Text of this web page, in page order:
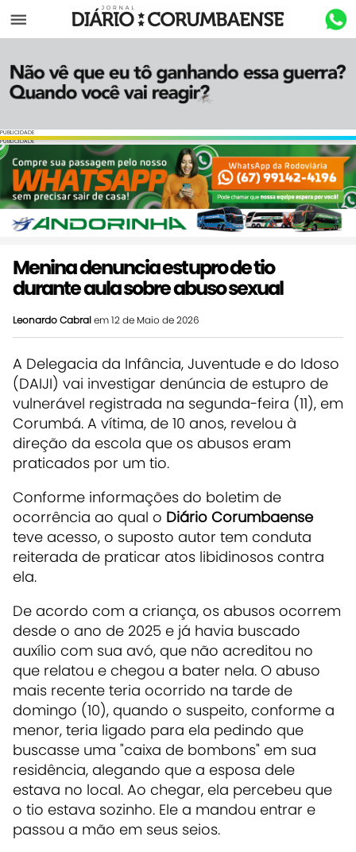
Menu
PUBLICIDADE
PUBLICIDADE
Menina denuncia estupro de tio
durante aula sobre abuso sexual
Leonardo Cabralem 12 de Maio de 2026
A Delegacia da Infância, Juventude e do Idoso
(DAIJI) vai investigar denúncia de estupro de
vulnerável registrada na segunda-feira (11), em
Corumbá. A vítima, de 10 anos, revelou à
direção da escola que os abusos eram
praticados por um tio.
Conforme informações do boletim de
ocorrência ao qual o Diário Corumbaense
teve acesso, o suposto autor tem conduta
reiterada de praticar atos libidinosos contra
ela.
De acordo com a criança, os abusos ocorrem
desde o ano de 2025 e já havia buscado
auxílio com sua avó, que não acreditou no
que relatou e chegou a bater nela. O abuso
mais recente teria ocorrido na tarde de
domingo (10), quando o suspeito, conforme a
menor, teria ligado para ela pedindo que
buscasse uma "caixa de bombons" em sua
residência, alegando que a esposa dele
estava no local. Ao chegar, ela percebeu que
o tio estava sozinho. Ele a mandou entrar e
passou a mão em seus seios.